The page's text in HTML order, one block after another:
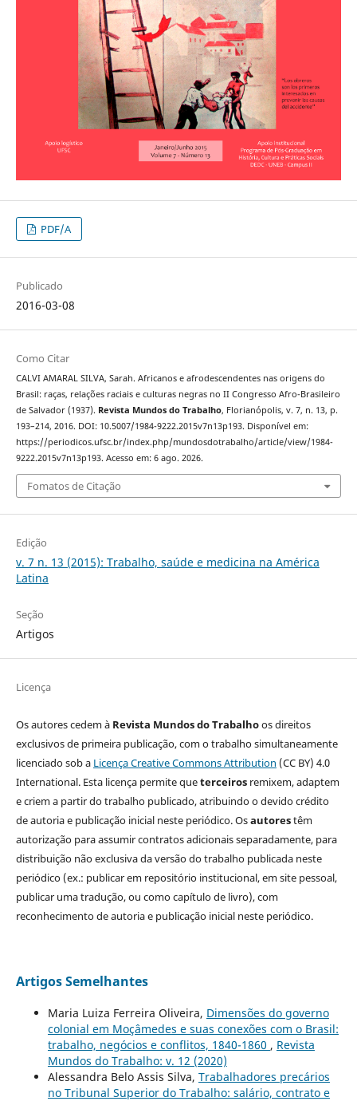
PDF/A
Publicado
2016-03-08
Como Citar
CALVI AMARAL SILVA, Sarah. Africanos e afrodescendentes nas origens do
Brasil: raças, relações raciais e culturas negras no II Congresso Afro-Brasileiro
de Salvador (1937). Revista Mundos do Trabalho, Florianópolis, v. 7, n. 13, p.
193–214, 2016. DOI: 10.5007/1984-9222.2015v7n13p193. Disponível em:
https://periodicos.ufsc.br/index.php/mundosdotrabalho/article/view/1984-
9222.2015v7n13p193. Acesso em: 6 ago. 2026.
Fomatos de Citação
Edição
v. 7 n. 13 (2015): Trabalho, saúde e medicina na América
Latina
Seção
Artigos
Licença
Os autores cedem à Revista Mundos do Trabalhoos direitos
exclusivos de primeira publicação, com o trabalho simultaneamente
licenciado sob a Licença Creative Commons Attribution (CC BY) 4.0
International. Esta licença permite queterceirosremixem, adaptem
e criem a partir do trabalho publicado, atribuindo o devido crédito
de autoria e publicação inicial neste periódico. Osautorestêm
autorização para assumir contratos adicionais separadamente, para
distribuição não exclusiva da versão do trabalho publicada neste
periódico (ex.: publicar em repositório institucional, em site pessoal,
publicar uma tradução, ou como capítulo de livro), com
reconhecimento de autoria e publicação inicial neste periódico.
Artigos Semelhantes
Maria Luiza Ferreira Oliveira, Dimensões do governo
colonial em Moçâmedes e suas conexões com o Brasil:
trabalho, negócios e conflitos, 1840-1860 , Revista
Mundos do Trabalho: v. 12 (2020)
Alessandra Belo Assis Silva, Trabalhadores precários
no Tribunal Superior do Trabalho: salário, contrato e